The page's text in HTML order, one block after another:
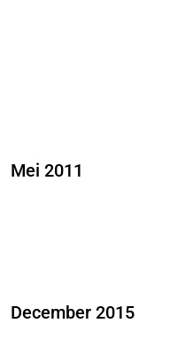
Mei 2011
December 2015